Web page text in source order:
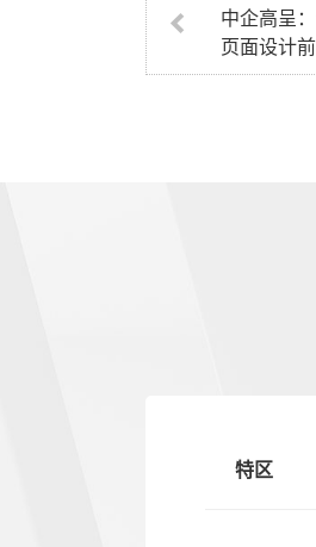
中企高呈
页面设计前
特区